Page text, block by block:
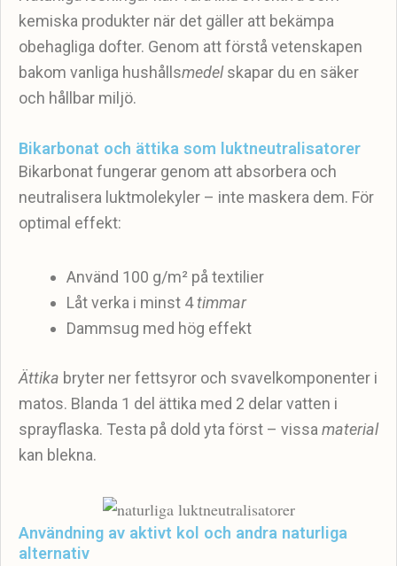
kemiska produkter när det gäller att bekämpa
obehagliga dofter. Genom att förstå vetenskapen
bakom vanliga hushållsmedelskapar du en säker
och hållbar miljö.
Bikarbonat och ättika som luktneutralisatorer
Bikarbonat fungerar genom att absorbera och
neutralisera luktmolekyler – inte maskera dem. För
optimal effekt:
Använd 100 g/m² på textilier
Låt verka i minst 4timmar
Dammsug med hög effekt
Ättika bryter ner fettsyror och svavelkomponenter i
matos. Blanda 1 del ättika med 2 delar vatten i
sprayflaska. Testa på dold yta först – vissa material
kan blekna.
Användning av aktivt kol och andra naturliga
alternativ